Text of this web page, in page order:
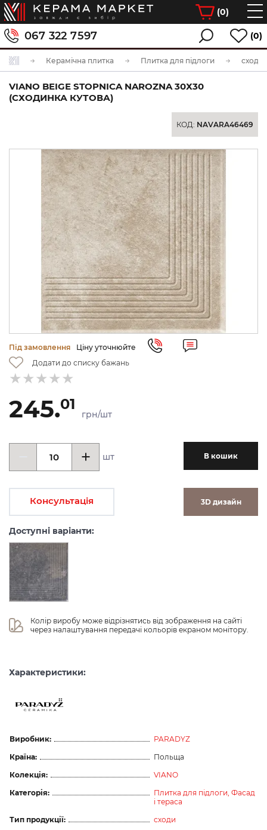
(0)
067 322 7597 (0)
Керамічна плитка Плитка для підлоги сходи
VIANO BEIGE STOPNICA NAROZNA 30Х30
(СХОДИНКА КУТОВА)
КОД: NAVARA46469
Під замовлення
Ціну уточнюйте
Додати до списку бажань
245.01
грн/шт
шт В кошик
Консультація 3D дизайн
Доступні варіанти:
Колір виробу може відрізнятись від зображення на сайті
через налаштування передачі кольорів екраном монітору.
Характеристики:
Виробник:
PARADYZ
Країна:
Польща
Колекція:
VIANO
Категорія:
Плитка для підлоги, Фасад
і тераса
Тип продукції:
сходи